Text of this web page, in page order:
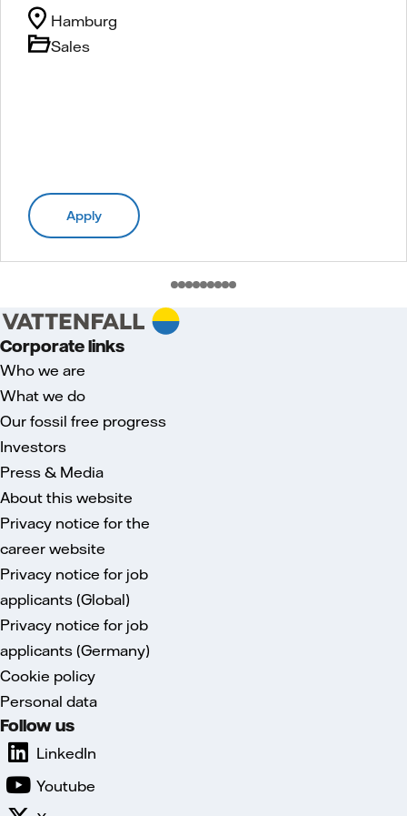
Sales
Hamburg
Apply
Corporate links
Who we are
What we do
Our fossil free progress
Investors
Press & Media
About this website
Privacy notice for the
career website
Privacy notice for job
applicants (Global)
Privacy notice for job
applicants (Germany)
Cookie policy
Personal data
Follow us
LinkedIn
Youtube